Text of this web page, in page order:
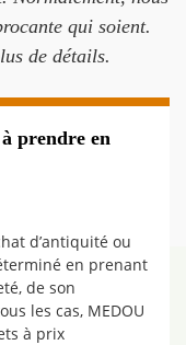
qui soient.
de détails.
prendre en
d’antiquité ou
en prenant
de son
les cas, MEDOU
à prix